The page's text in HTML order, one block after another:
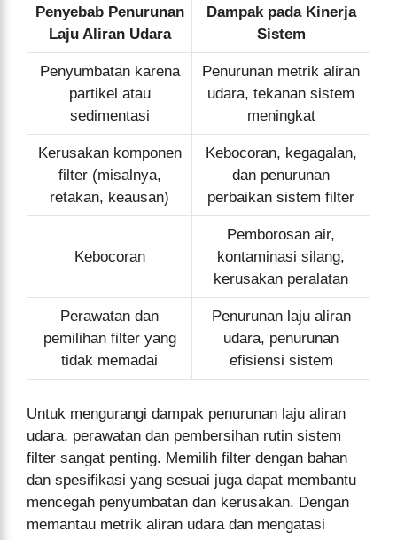
Penyebab Penurunan
Laju Aliran Udara
Dampak pada Kinerja
Sistem
Penyumbatan karena
partikel atau
sedimentasi
Penurunan metrik aliran
udara, tekanan sistem
meningkat
Kerusakan komponen
filter (misalnya,
retakan, keausan)
Kebocoran, kegagalan,
dan penurunan
perbaikan sistem filter
Kebocoran
Pemborosan air,
kontaminasi silang,
kerusakan peralatan
Perawatan dan
pemilihan filter yang
tidak memadai
Penurunan laju aliran
udara, penurunan
efisiensi sistem
Untuk mengurangi dampak penurunan laju aliran
udara, perawatan dan pembersihan rutin sistem
filter sangat penting. Memilih filter dengan bahan
dan spesifikasi yang sesuai juga dapat membantu
mencegah penyumbatan dan kerusakan. Dengan
memantau metrik aliran udara dan mengatasi